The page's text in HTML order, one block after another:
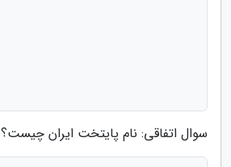
سوال اتفاقی: نام پایتخت ایران چیست؟